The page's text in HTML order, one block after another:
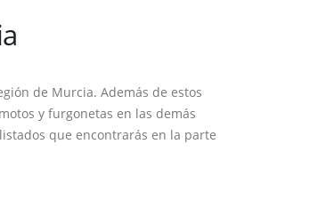
de Murcia. Además de estos
y furgonetas en las demás
que encontrarás en la parte